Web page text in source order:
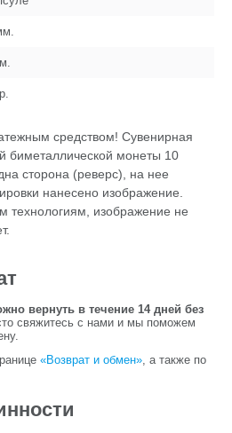
средством! Сувенирная
биметаллической монеты 10
сторона (реверс), на нее
нанесено изображение.
технологиям, изображение не
вернуть в течение 14 дней без
свяжитесь с нами и мы поможем
«Возврат и обмен», а также по